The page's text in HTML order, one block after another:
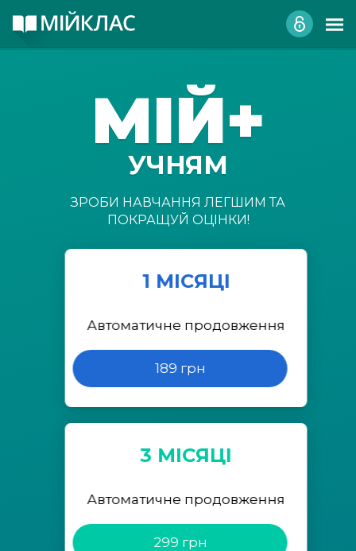
МІЙ+
УЧНЯМ
ЗРОБИ НАВЧАННЯ ЛЕГШИМ ТА
ПОКРАЩУЙ ОЦІНКИ!
1 МІСЯЦІ
Автоматичне продовження
189 грн
3 МІСЯЦІ
Автоматичне продовження
299 грн